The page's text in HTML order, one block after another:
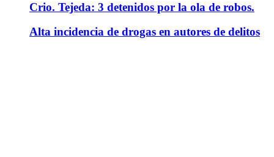
Crio. Tejeda: 3 detenidos por la ola de robos.
Alta incidencia de drogas en autores de delitos